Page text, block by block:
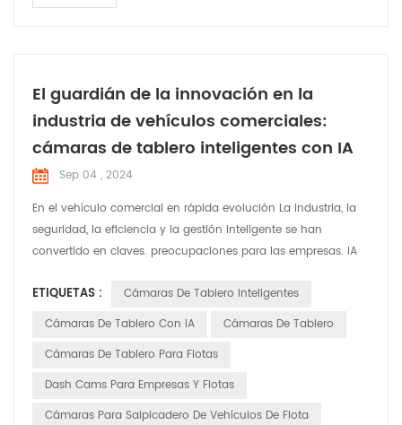
El guardián de la innovación en la
industria de vehículos comerciales:
cámaras de tablero inteligentes con IA
Sep 04 , 2024
En el vehículo comercial en rápida evolución La industria, la
seguridad, la eficiencia y la gestión inteligente se han
convertido en claves. preocupaciones para las empresas. IA
indispensables asistentes en vehículos comerciales,
brindando soluciones integrales para flotas operaciones. Las
ETIQUETAS :
Cámaras De Tablero Inteligentes
Cámaras De Tablero Con IA
Cámaras De Tablero
Cámaras De Tablero Para Flotas
Dash Cams Para Empresas Y Flotas
Cámaras Para Salpicadero De Vehículos De Flota